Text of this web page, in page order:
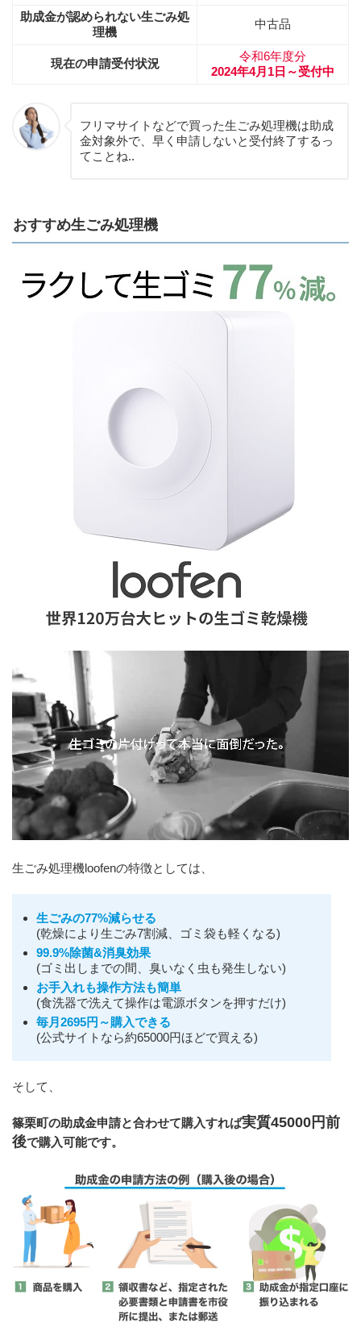
助成金が認められない生ごみ処
理機
中古品
現在の申請受付状況
令和6年度分
2024年4月1日～受付中
フリマサイトなどで買った生ごみ処理機は助成
金対象外で、早く申請しないと受付終了するっ
てことね..
おすすめ生ごみ処理機
生ごみ処理機loofenの特徴としては、
生ごみの77%減らせる
(乾燥により生ごみ7割減、ゴミ袋も軽くなる)
99.9%除菌&消臭効果
(ゴミ出しまでの間、臭いなく虫も発生しない)
お手入れも操作方法も簡単
(食洗器で洗えて操作は電源ボタンを押すだけ)
毎月2695円～購入できる
(公式サイトなら約65000円ほどで買える)
そして、
篠栗町の助成金申請と合わせて購入すれば実質45000円前
後で購入可能です。